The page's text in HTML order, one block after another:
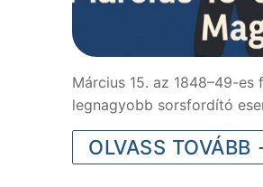
Március 15. az 1848–49-
legnagyobb sorsfordító
OLVASS TOVÁBB